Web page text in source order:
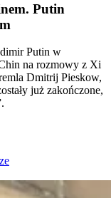
Putin
Putin w
na rozmowy z Xi
Dmitrij Pieskow,
już zakończone,